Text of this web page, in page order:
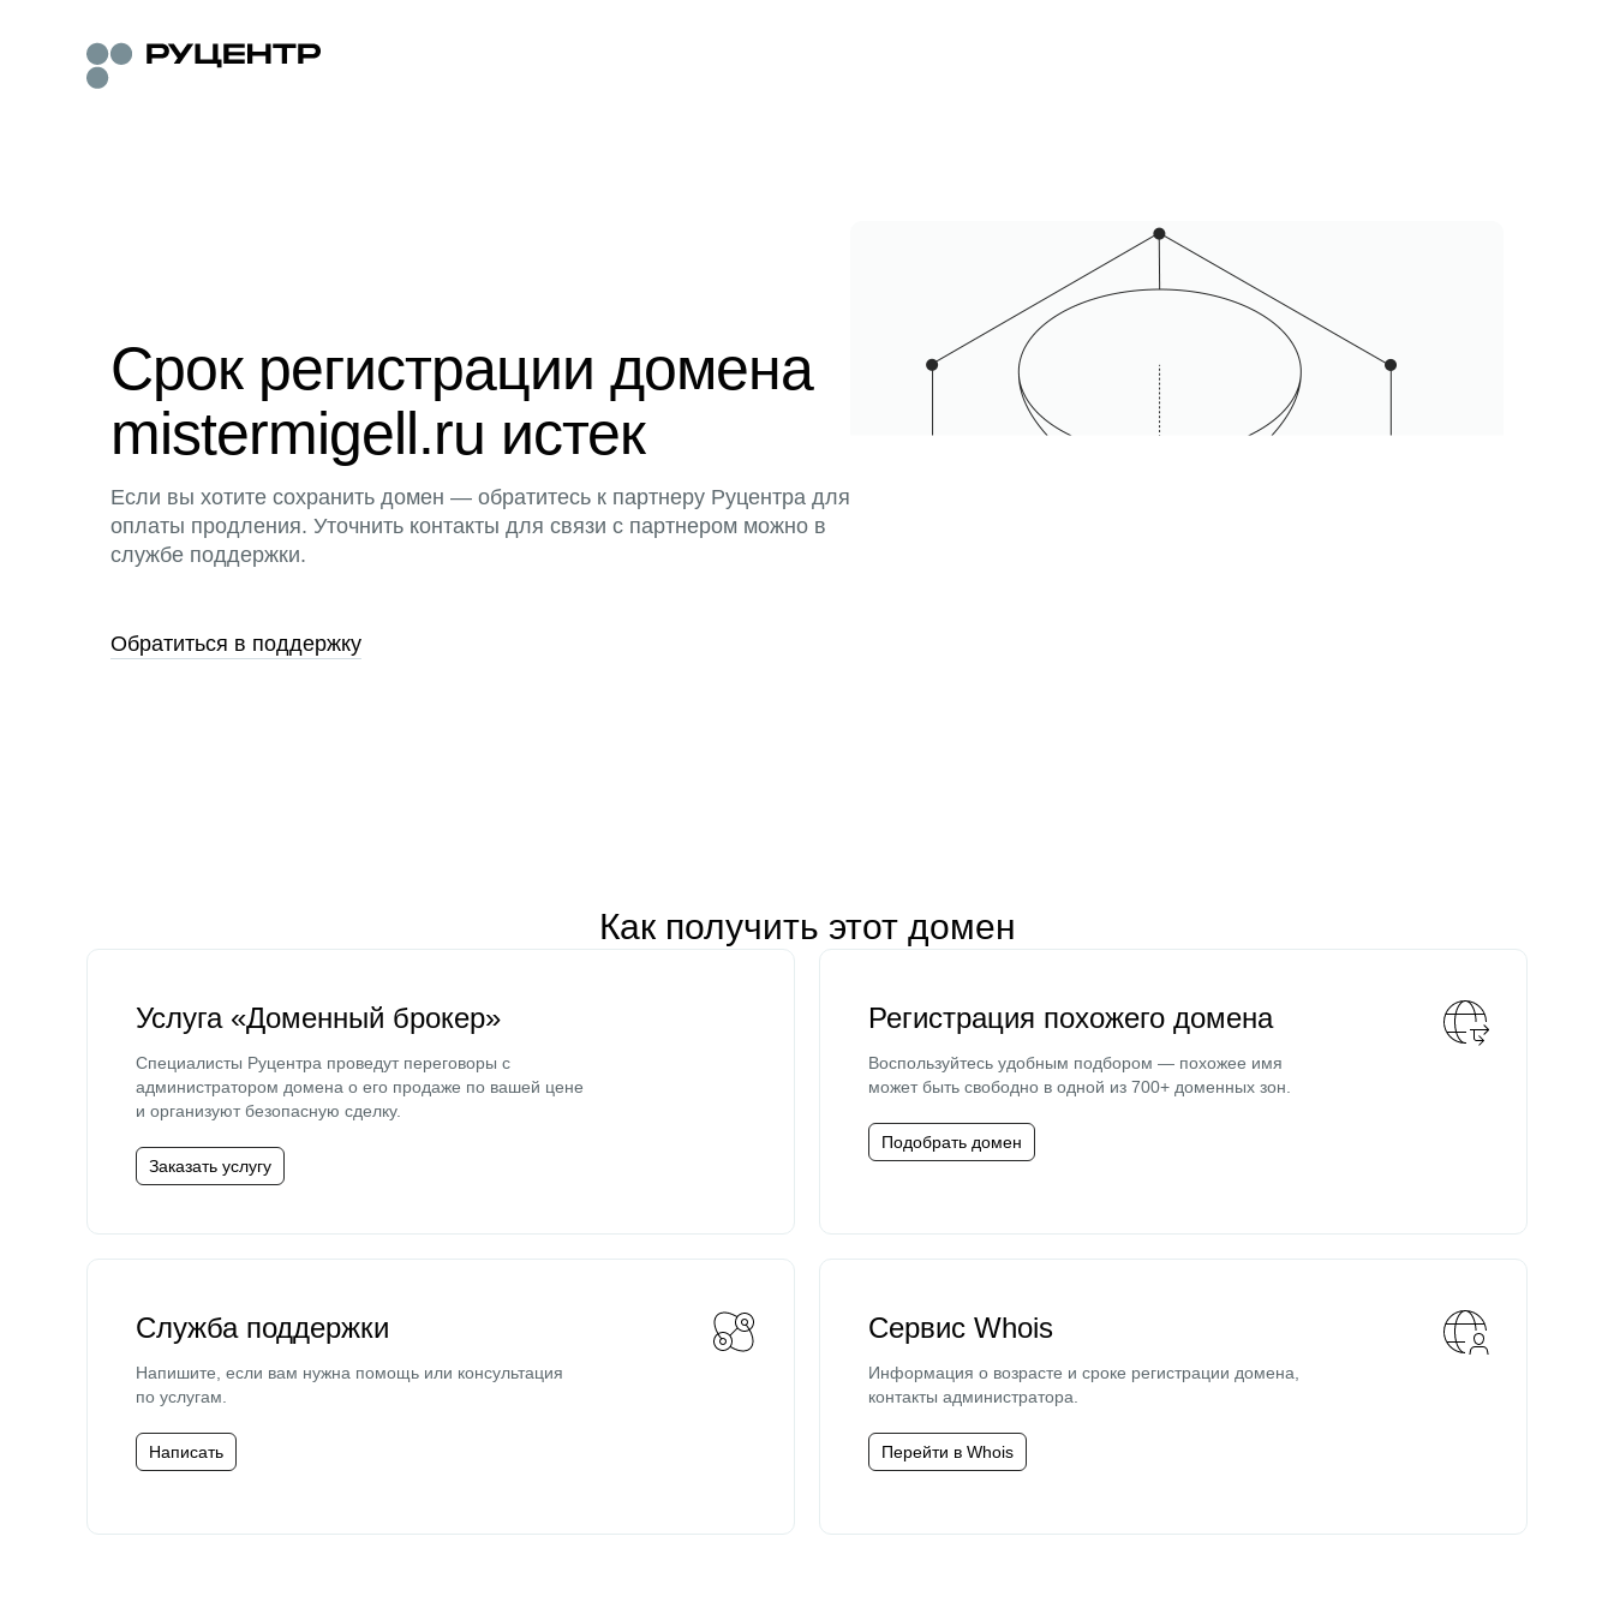
Срок регистрации домена
mistermigell.ru истек
Если вы хотите сохранить домен — обратитесь к партнеру Руцентра для
оплаты продления. Уточнить контакты для связи с партнером можно в
службе поддержки.
Обратиться в поддержку
Как получить этот домен
Услуга «Доменный брокер»
Специалисты Руцентра проведут переговоры с
администратором домена о его продаже по вашей цене
и организуют безопасную сделку.
Заказать услугу
Регистрация похожего домена
Воспользуйтесь удобным подбором — похожее имя
может быть свободно в одной из 700+ доменных зон.
Подобрать домен
Служба поддержки
Напишите, если вам нужна помощь или консультация
по услугам.
Написать
Сервис Whois
Информация о возрасте и сроке регистрации домена,
контакты администратора.
Перейти в Whois